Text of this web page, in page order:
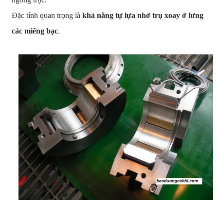
Đặc tính quan trọng là khả năng tự lựa nhờ trụ xoay ở lưng
các miếng bạc.